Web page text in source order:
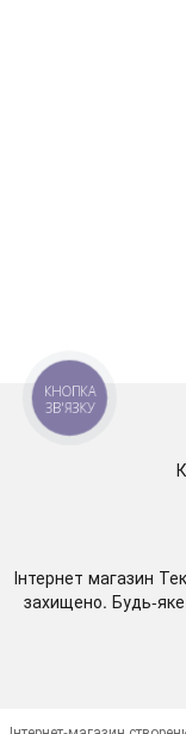
Інтернет магазин
захищено. Будь-яке
КНОПКА
ЗВ'ЯЗКУ